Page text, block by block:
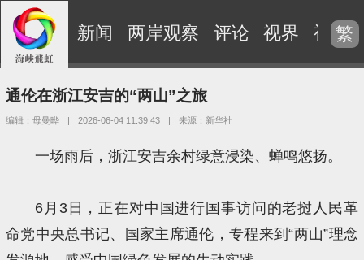
新闻 两岸观察 评论 视界 视频
繁
通伦在浙江安吉的“两山”之旅
编辑：母曼晔 | 2026-06-04 11:39:43 | 来源：新华社
一场雨后，浙江安吉余村绿意浸染、蝉鸣悠扬。
6月3日，正在对中国进行国事访问的老挝人民革
命党中央总书记、国家主席通伦，专程来到“两山”理念